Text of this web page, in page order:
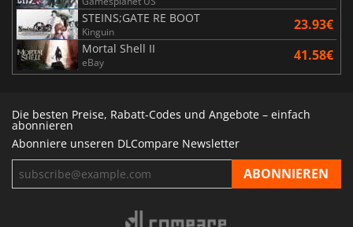
STEINS;GATE RE BOOT
Kinguin 23.93€
Mortal Shell II
eBay 41.58€
Die besten Preise, Rabatt-Codes und Angebote – einfach
abonnieren
Abonniere unseren DLCompare Newsletter